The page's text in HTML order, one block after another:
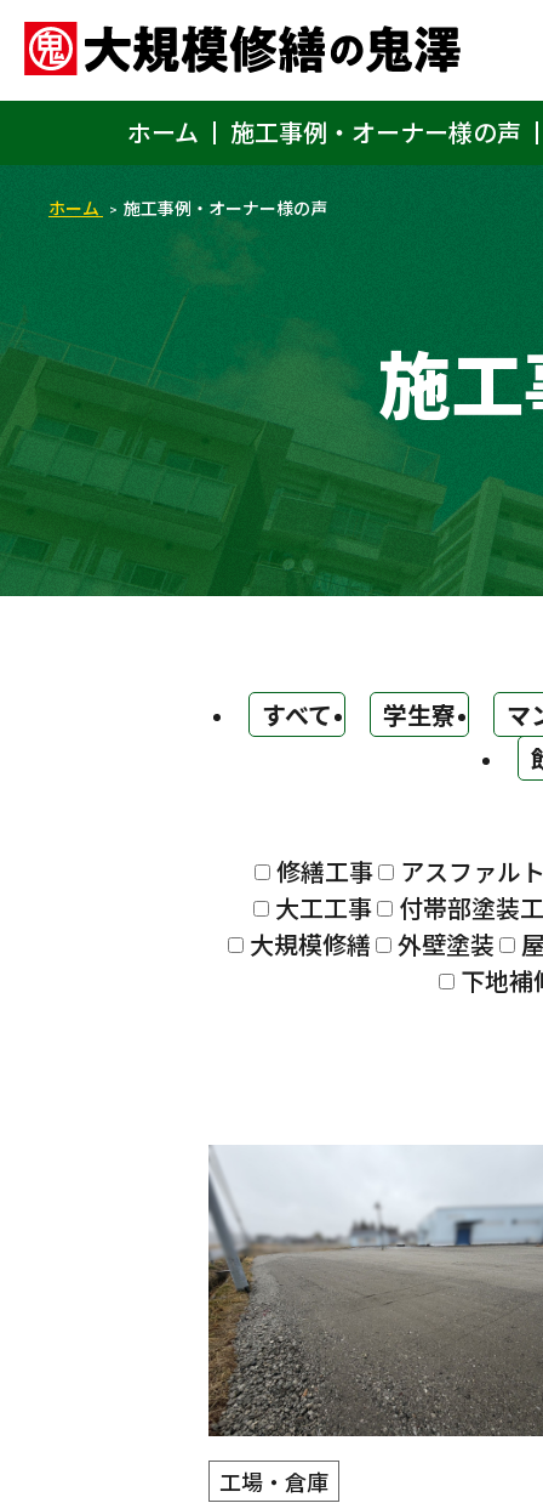
ホーム 施工事例・オーナー様の声
ホーム 施工事例・オーナー様の声
施
すべて 学生寮
マ
修繕工事
アスファル
大工工事
付帯部塗装
大規模修繕
外壁塗装
下地補
工場・倉庫